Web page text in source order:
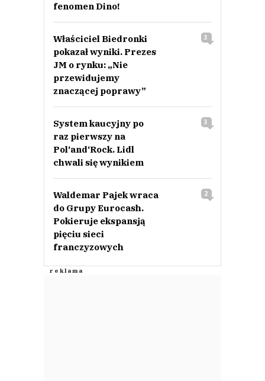
fenomen Dino!
Właściciel Biedronki
pokazał wyniki. Prezes
JM o rynku: „Nie
przewidujemy
znaczącej poprawy”
3
System kaucyjny po
raz pierwszy na
Pol‘and‘Rock. Lidl
chwali się wynikiem
3
Waldemar Pajek wraca
do Grupy Eurocash.
Pokieruje ekspansją
pięciu sieci
franczyzowych
2